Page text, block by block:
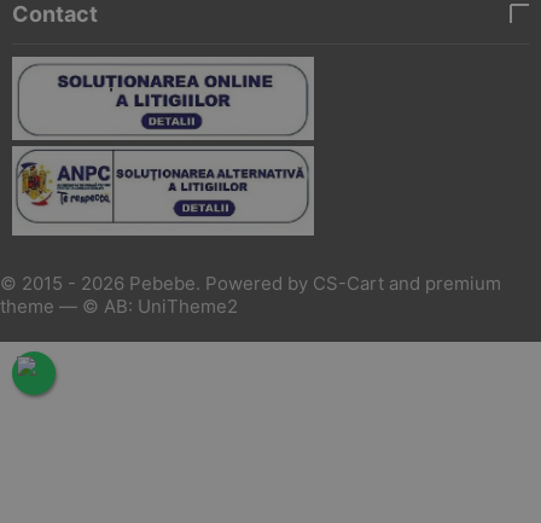
Contact
© 2015 - 2026 Pebebe. Powered by CS-Cart and premium
theme — © AB: UniTheme2